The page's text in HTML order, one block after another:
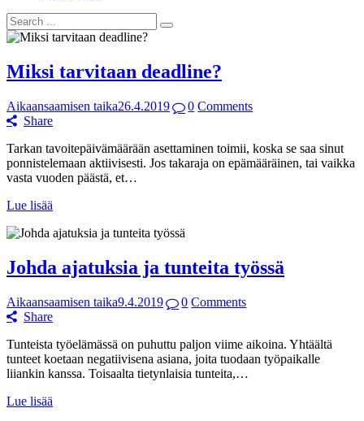
Miksi tarvitaan deadline?
Aikaansaamisen taika26.4.2019 0 Comments
Share
Tarkan tavoitepäivämäärään asettaminen toimii, koska se saa sinut
ponnistelemaan aktiivisesti. Jos takaraja on epämääräinen, tai vaikka
vasta vuoden päästä, et…
Lue lisää
Johda ajatuksia ja tunteita työssä
Aikaansaamisen taika9.4.2019 0 Comments
Share
Tunteista työelämässä on puhuttu paljon viime aikoina. Yhtäältä
tunteet koetaan negatiivisena asiana, joita tuodaan työpaikalle
liiankin kanssa. Toisaalta tietynlaisia tunteita,…
Lue lisää